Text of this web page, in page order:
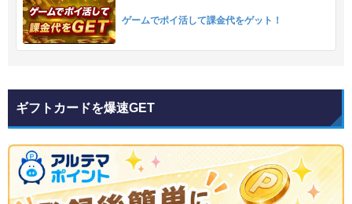
ゲームでポイ活して課金代をゲット！
ギフトカードを爆速GET